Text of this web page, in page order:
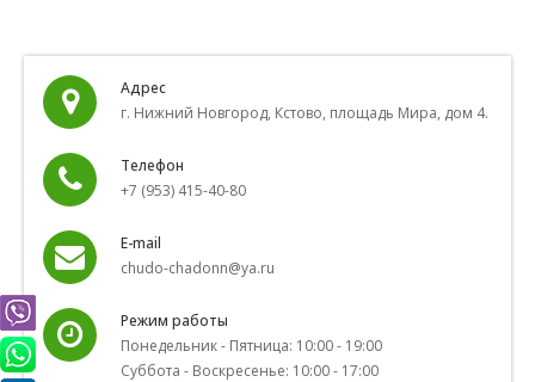
Адрес
г. Нижний Новгород, Кстово, площадь Мира, дом 4.
Телефон
+7 (953) 415-40-80
E-mail
chudo-chadonn@ya.ru
Режим работы
Понедельник - Пятница: 10:00 - 19:00
Суббота - Воскресенье: 10:00 - 17:00